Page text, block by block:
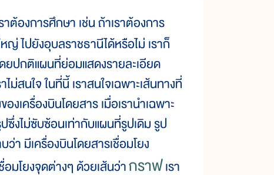
ต้องการศึกษา เช่น ถ้าเราต้องการ
ญ่ ไปยังอุบลราชธานีได้หรือไม่ เราก็
ยปกติแผนที่ย่อมแสดงรายละเอียด
ม่สนใจ ในที่นี้ เราสนใจเฉพาะเส้นทางที่
งเครื่องบินโดยสาร เมื่อเรานำเฉพาะ
ปซึ่งไม่ซับซ้อนเท่ากับแผนที่รูปเดิม รูป
ว่า มีเครื่องบินโดยสารเชื่อมโยง
อมโยงจุดต่างๆ ด้วยเส้นว่ากราฟเรา